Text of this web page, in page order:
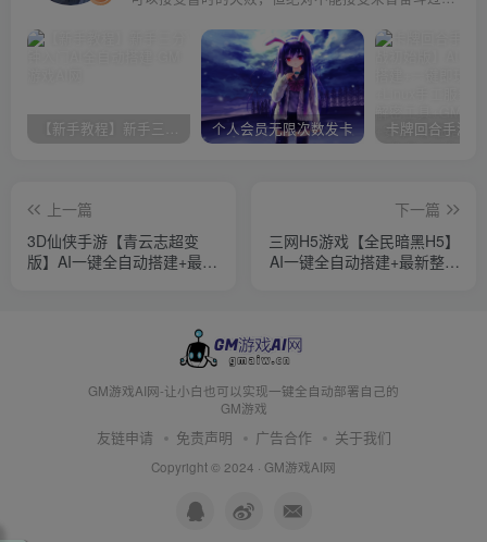
【新手教程】新手三分钟入门AI全自动搭建 个人会员无限次数发卡
上一篇
3D仙侠手游【青云志超变
版】AI一键全自动搭建+最新
苹果双端+详细搭建教程+视
下一篇
三网H5游戏【全民暗黑H5】
AI一键全自动搭建+最新整理
GM游戏AI网-让小白也可以实现一键全自动部署自己的
GM游戏
友链申请 免责声明 广告合作 关于我们
Copyright © 2024 · GM游戏AI网